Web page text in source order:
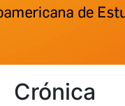
Crónica